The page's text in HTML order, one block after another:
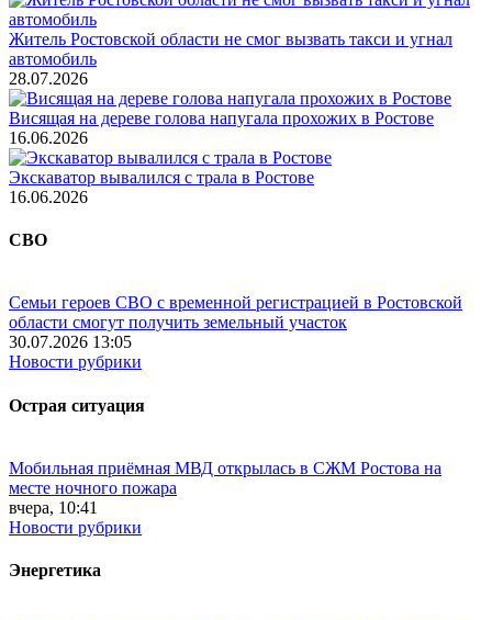
Житель Ростовской области не смог вызвать такси и угнал
автомобиль
28.07.2026
Висящая на дереве голова напугала прохожих в Ростове
16.06.2026
Экскаватор вывалился с трала в Ростове
16.06.2026
СВО
Семьи героев СВО с временной регистрацией в Ростовской
области смогут получить земельный участок
30.07.2026 13:05
Новости рубрики
Острая ситуация
Мобильная приёмная МВД открылась в СЖМ Ростова на
месте ночного пожара
вчера, 10:41
Новости рубрики
Энергетика